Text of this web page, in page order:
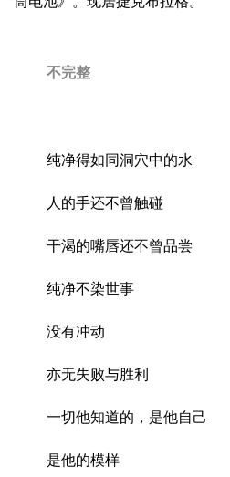
不完整
纯净得如同洞穴中的水
人的手还不曾触碰
干渴的嘴唇还不曾品尝
纯净不染世事
没有冲动
亦无失败与胜利
一切他知道的，是他自己
是他的模样